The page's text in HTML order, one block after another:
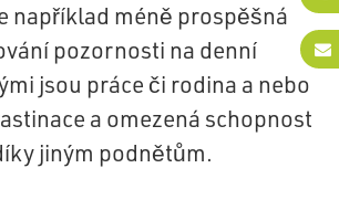
například méně prospěšná
pozornosti na denní
jsou práce či rodina a nebo
a omezená schopnost
jiným podnětům.